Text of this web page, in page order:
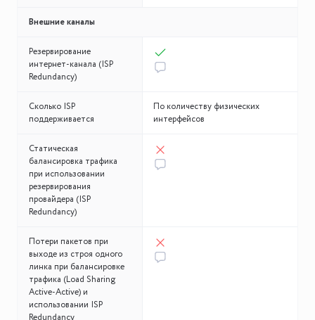
Внешние каналы
Резервирование
интернет-канала (ISP
Redundancy)
Сколько ISP
поддерживается
По количеству физических
интерфейсов
Статическая
балансировка трафика
при использовании
резервирования
провайдера (ISP
Redundancy)
Потери пакетов при
выходе из строя одного
линка при балансировке
трафика (Load Sharing
Active-Active) и
использовании ISP